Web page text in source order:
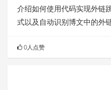
介绍如何使用代码实现外链
式以及自动识别博文中的
0人点赞